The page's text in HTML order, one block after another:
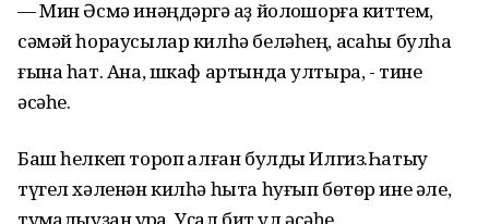
— Мин Әсмә инәңдәргә ҡаҙ йолҡошорға киттем,
сәмәй һораусылар килһә беләһең, аҡсаһы булһа
ғына һат. Ана, шкаф артында ултыра, - тине
әсәһе.
Баш һелкеп тороп ҡалған булды Илгиз.Һатыу
түгел хәленән килһә һыта һуғып бөтөр ине әле,